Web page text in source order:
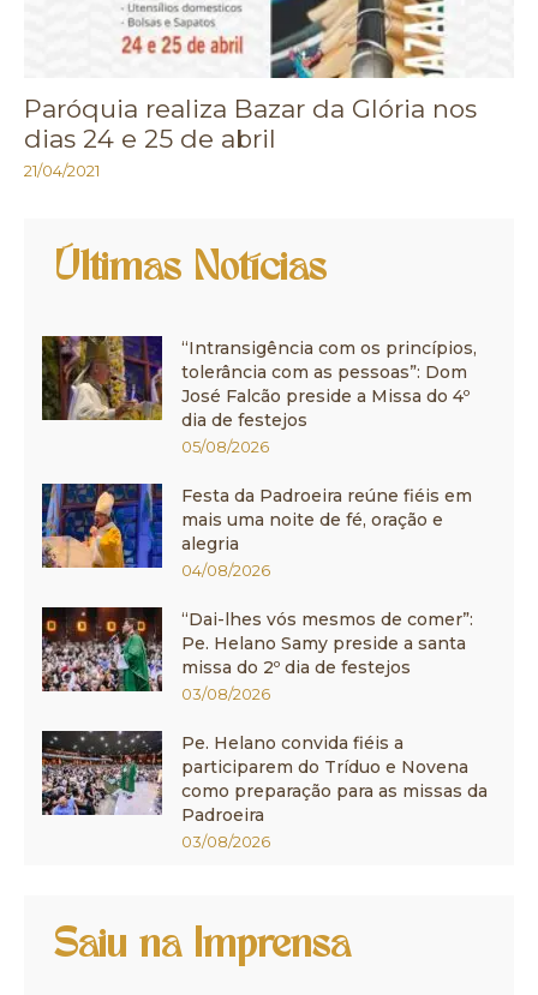
Paróquia realiza Bazar da Glória nos
dias 24 e 25 de abril
21/04/2021
Últimas Notícias
“Intransigência com os princípios,
tolerância com as pessoas”: Dom
José Falcão preside a Missa do 4º
dia de festejos
05/08/2026
Festa da Padroeira reúne fiéis em
mais uma noite de fé, oração e
alegria
04/08/2026
“Dai-lhes vós mesmos de comer”:
Pe. Helano Samy preside a santa
missa do 2º dia de festejos
03/08/2026
Pe. Helano convida fiéis a
participarem do Tríduo e Novena
como preparação para as missas da
Padroeira
03/08/2026
Saiu na Imprensa